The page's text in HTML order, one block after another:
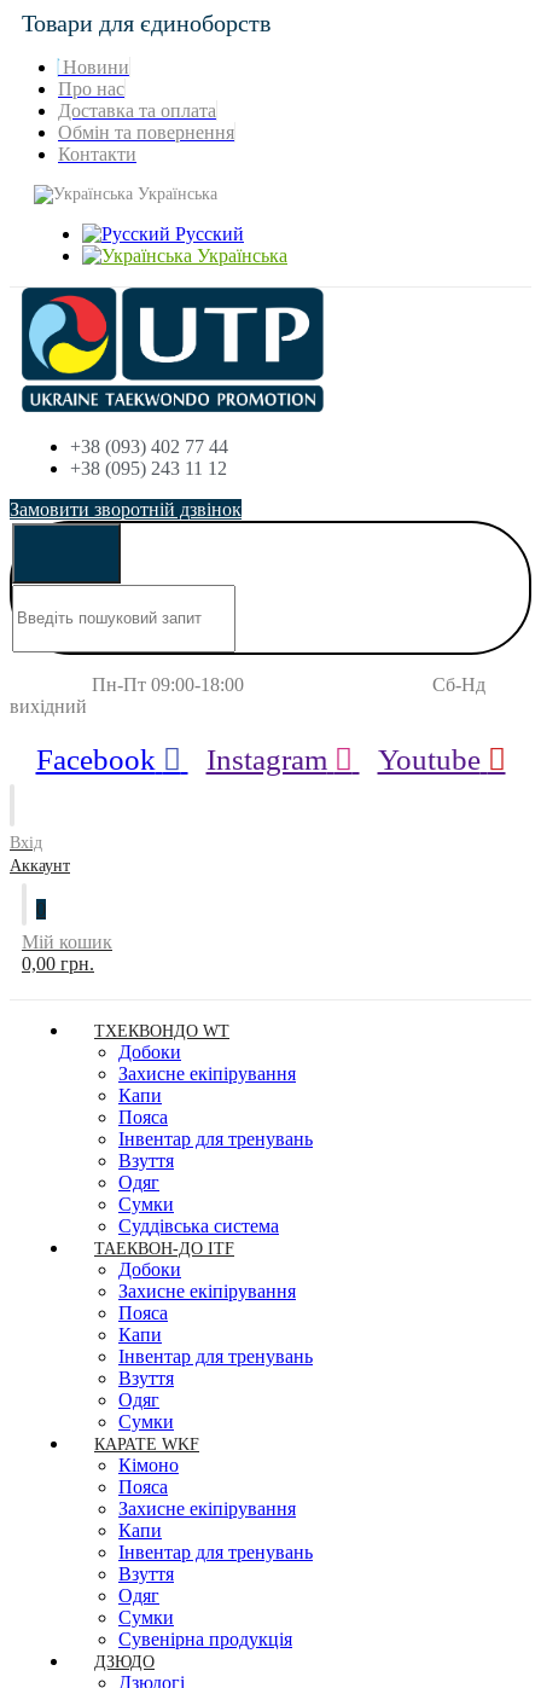
Товари для єдиноборств
Новини
Про нас
Доставка та оплата
Обмін та повернення
Контакти
Українська
Русский
Українська
+38 (093) 402 77 44
+38 (095) 243 11 12
Замовити зворотній дзвінок
Пн-Пт 09:00-18:00 Сб-Нд
вихідний
Facebook Instagram Youtube
Вхід
Аккаунт
0
Мій кошик
0,00 грн.
ТХЕКВОНДО WT
Добоки
Захисне екіпірування
Капи
Пояса
Інвентар для тренувань
Взуття
Одяг
Сумки
Суддівська система
ТАЕКВОН-ДО ITF
Добоки
Захисне екіпірування
Пояса
Капи
Інвентар для тренувань
Взуття
Одяг
Сумки
КАРАТЕ WKF
Кімоно
Пояса
Захисне екіпірування
Капи
Інвентар для тренувань
Взуття
Одяг
Сумки
Сувенірна продукція
ДЗЮДО
Дзюдогі